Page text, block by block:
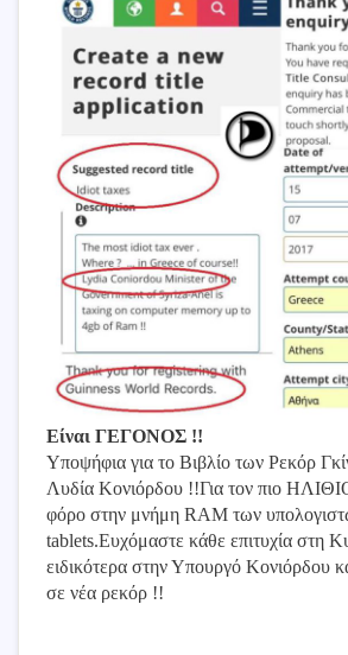
Είναι ΓΕΓΟΝΟΣ !!
Υποψήφια για το Βιβλίο των Ρεκόρ
Λυδία Κονιόρδου !!Για τον πιο
φόρο στην μνήμη RAM των
tablets.Ευχόμαστε κάθε επιτυχία στη
ειδικότερα στην Υπουργό Κονιόρδου
σε νέα ρεκόρ !!